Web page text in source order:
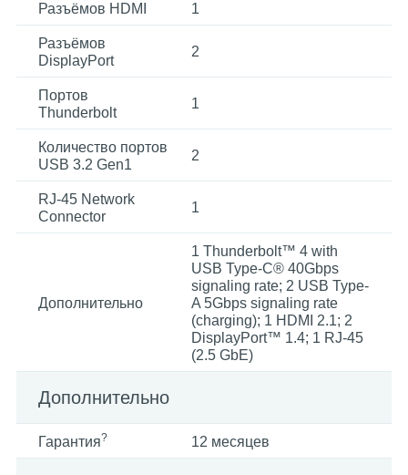
Разъёмов HDMI 1
Разъёмов
DisplayPort
2
Портов
Thunderbolt
1
Количество портов
USB 3.2 Gen1
2
RJ-45 Network
Connector
1
Дополнительно
1 Thunderbolt™ 4 with
USB Type-C® 40Gbps
signaling rate; 2 USB Type-
A 5Gbps signaling rate
(charging); 1 HDMI 2.1; 2
DisplayPort™ 1.4; 1 RJ-45
(2.5 GbE)
Дополнительно
Гарантия? 12 месяцев